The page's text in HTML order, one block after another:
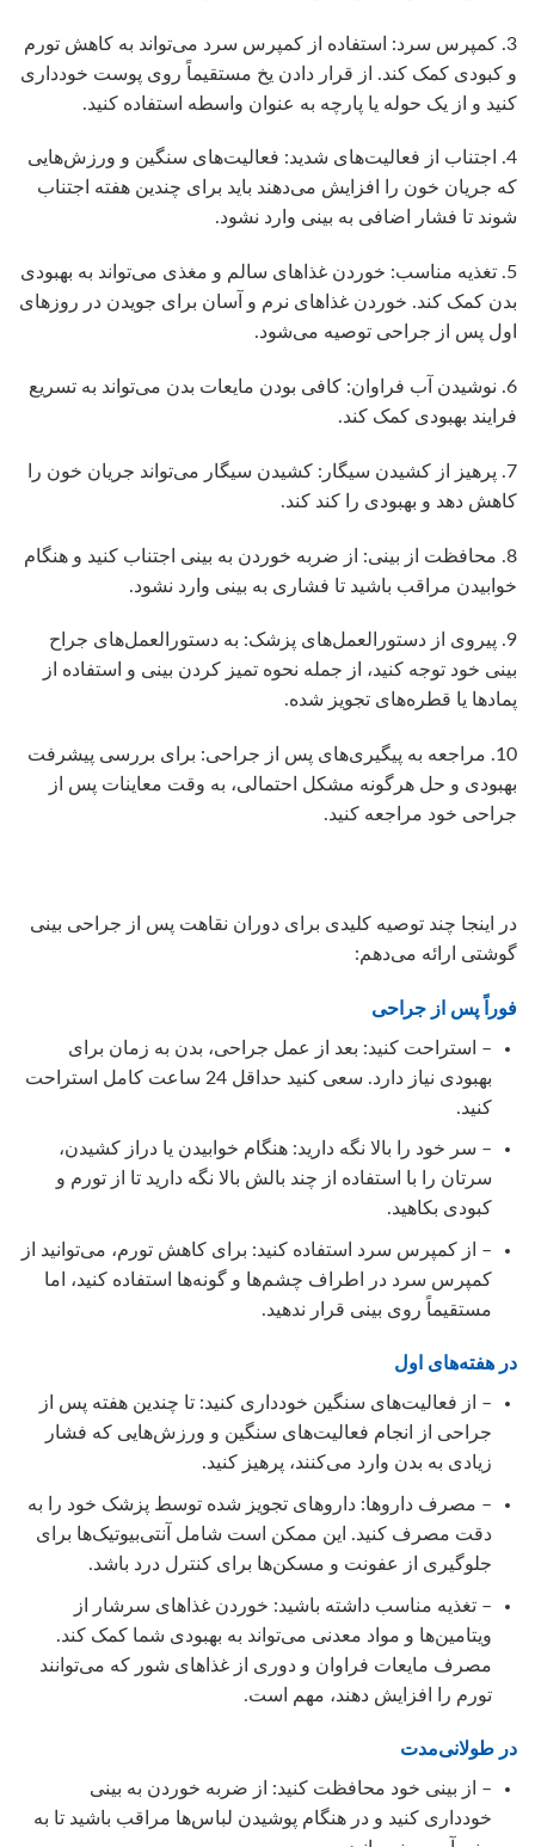
3. کمپرس سرد: استفاده از کمپرس سرد می‌تواند به کاهش تورم
و کبودی کمک کند. از قرار دادن یخ مستقیماً روی پوست خودداری
کنید و از یک حوله یا پارچه به عنوان واسطه استفاده کنید.
4. اجتناب از فعالیت‌های شدید: فعالیت‌های سنگین و ورزش‌هایی
که جریان خون را افزایش می‌دهند باید برای چندین هفته اجتناب
شوند تا فشار اضافی به بینی وارد نشود.
5. تغذیه مناسب: خوردن غذاهای سالم و مغذی می‌تواند به بهبودی
بدن کمک کند. خوردن غذاهای نرم و آسان برای جویدن در روزهای
اول پس از جراحی توصیه می‌شود.
6. نوشیدن آب فراوان: کافی بودن مایعات بدن می‌تواند به تسریع
فرایند بهبودی کمک کند.
7. پرهیز از کشیدن سیگار: کشیدن سیگار می‌تواند جریان خون را
کاهش دهد و بهبودی را کند کند.
8. محافظت از بینی: از ضربه خوردن به بینی اجتناب کنید و هنگام
خوابیدن مراقب باشید تا فشاری به بینی وارد نشود.
9. پیروی از دستورالعمل‌های پزشک: به دستورالعمل‌های جراح
بینی خود توجه کنید، از جمله نحوه تمیز کردن بینی و استفاده از
پمادها یا قطره‌های تجویز شده.
10. مراجعه به پیگیری‌های پس از جراحی: برای بررسی پیشرفت
بهبودی و حل هرگونه مشکل احتمالی، به وقت معاینات پس از
جراحی خود مراجعه کنید.
در اینجا چند توصیه کلیدی برای دوران نقاهت پس از جراحی بینی
گوشتی ارائه می‌دهم:
فوراً پس از جراحی
– استراحت کنید: بعد از عمل جراحی، بدن به زمان برای
بهبودی نیاز دارد. سعی کنید حداقل 24 ساعت کامل استراحت
کنید.
– سر خود را بالا نگه دارید: هنگام خوابیدن یا دراز کشیدن،
سرتان را با استفاده از چند بالش بالا نگه دارید تا از تورم و
کبودی بکاهید.
– از کمپرس سرد استفاده کنید: برای کاهش تورم، می‌توانید از
کمپرس سرد در اطراف چشم‌ها و گونه‌ها استفاده کنید، اما
مستقیماً روی بینی قرار ندهید.
در هفته‌های اول
– از فعالیت‌های سنگین خودداری کنید: تا چندین هفته پس از
جراحی از انجام فعالیت‌های سنگین و ورزش‌هایی که فشار
زیادی به بدن وارد می‌کنند، پرهیز کنید.
– مصرف داروها: داروهای تجویز شده توسط پزشک خود را به
دقت مصرف کنید. این ممکن است شامل آنتی‌بیوتیک‌ها برای
جلوگیری از عفونت و مسکن‌ها برای کنترل درد باشد.
– تغذیه مناسب داشته باشید: خوردن غذاهای سرشار از
ویتامین‌ها و مواد معدنی می‌تواند به بهبودی شما کمک کند.
مصرف مایعات فراوان و دوری از غذاهای شور که می‌توانند
تورم را افزایش دهند، مهم است.
در طولانی‌مدت
– از بینی خود محافظت کنید: از ضربه خوردن به بینی
خودداری کنید و در هنگام پوشیدن لباس‌ها مراقب باشید تا به